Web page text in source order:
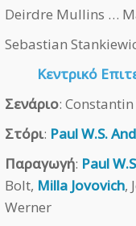
Deirdre Mullins …
Sebastian
Κεντρικό
Σενάριο:
Στόρι: Paul W.S.
Παραγωγή: Paul
Bolt, Milla Jovovich,
Werner